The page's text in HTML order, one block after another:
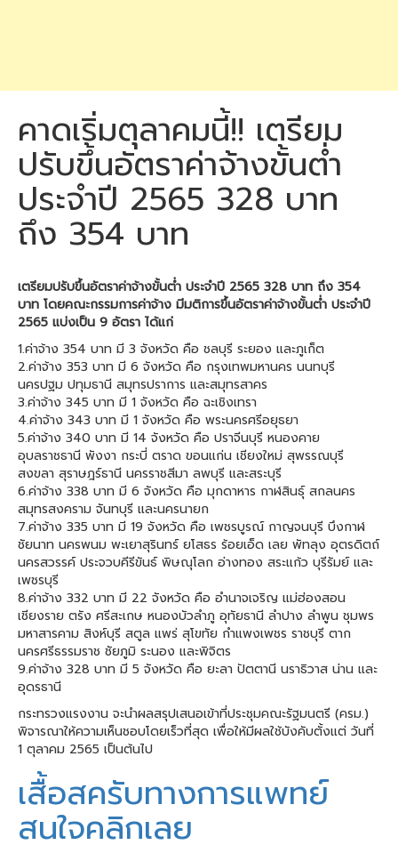
คาดเริ่มตุลาคมนี้!! เตรียม
ปรับขึ้นอัตราค่าจ้างขั้นต่ำ
ประจำปี 2565 328 บาท
ถึง 354 บาท
เตรียมปรับขึ้นอัตราค่าจ้างขั้นต่ำ ประจำปี 2565 328 บาท ถึง 354
บาท โดยคณะกรรมการค่าจ้าง มีมติการขึ้นอัตราค่าจ้างขั้นต่ำ ประจำปี
2565 แบ่งเป็น 9 อัตรา ได้แก่
1.ค่าจ้าง 354 บาท มี 3 จังหวัด คือ ชลบุรี ระยอง และภูเก็ต
2.ค่าจ้าง 353 บาท มี 6 จังหวัด คือ กรุงเทพมหานคร นนทบุรี
นครปฐม ปทุมธานี สมุทรปราการ และสมุทรสาคร
3.ค่าจ้าง 345 บาท มี 1 จังหวัด คือ ฉะเชิงเทรา
4.ค่าจ้าง 343 บาท มี 1 จังหวัด คือ พระนครศรีอยุธยา
5.ค่าจ้าง 340 บาท มี 14 จังหวัด คือ ปราจีนบุรี หนองคาย
อุบลราชธานี พังงา กระบี่ ตราด ขอนแก่น เชียงใหม่ สุพรรณบุรี
สงขลา สุราษฎร์ธานี นครราชสีมา ลพบุรี และสระบุรี
6.ค่าจ้าง 338 บาท มี 6 จังหวัด คือ มุกดาหาร กาฬสินธุ์ สกลนคร
สมุทรสงคราม จันทบุรี และนครนายก
7.ค่าจ้าง 335 บาท มี 19 จังหวัด คือ เพชรบูรณ์ กาญจนบุรี บึงกาฬ
ชัยนาท นครพนม พะเยาสุรินทร์ ยโสธร ร้อยเอ็ด เลย พัทลุง อุตรดิตถ์
นครสวรรค์ ประจวบคีรีขันธ์ พิษณุโลก อ่างทอง สระแก้ว บุรีรัมย์ และ
เพชรบุรี
8.ค่าจ้าง 332 บาท มี 22 จังหวัด คือ อำนาจเจริญ แม่ฮ่องสอน
เชียงราย ตรัง ศรีสะเกษ หนองบัวลำภู อุทัยธานี ลำปาง ลำพูน ชุมพร
มหาสารคาม สิงห์บุรี สตูล แพร่ สุโขทัย กำแพงเพชร ราชบุรี ตาก
นครศรีธรรมราช ชัยภูมิ ระนอง และพิจิตร
9.ค่าจ้าง 328 บาท มี 5 จังหวัด คือ ยะลา ปัตตานี นราธิวาส น่าน และ
อุดรธานี
กระทรวงแรงงาน จะนำผลสรุปเสนอเข้าที่ประชุมคณะรัฐมนตรี (ครม.)
พิจารณาให้ความเห็นชอบโดยเร็วที่สุด เพื่อให้มีผลใช้บังคับตั้งแต่ วันที่
1 ตุลาคม 2565 เป็นต้นไป
เสื้อสครับทางการแพทย์
สนใจคลิกเลย